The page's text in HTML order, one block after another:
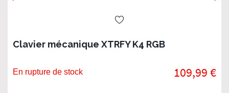
Clavier mécanique XTRFY K4 RGB
En rupture de stock 109,99 €